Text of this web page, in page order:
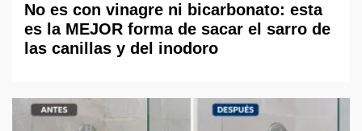
No es con vinagre ni bicarbonato: esta
es la MEJOR forma de sacar el sarro de
las canillas y del inodoro